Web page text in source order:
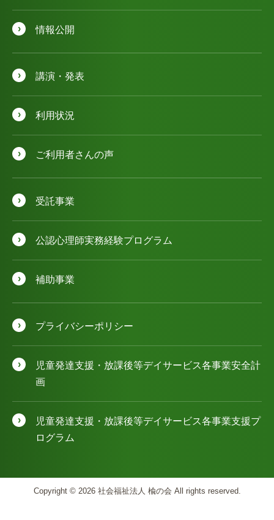
情報公開
講演・発表
利用状況
ご利用者さんの声
受託事業
公認⼼理師実務経験プログラム
補助事業
プライバシーポリシー
児童発達⽀援・放課後等デイサービス各事業安全計
画
児童発達⽀援・放課後等デイサービス各事業⽀援プ
ログラム
Copyright © 2026 社会福祉法人 楡の会 All rights reserved.